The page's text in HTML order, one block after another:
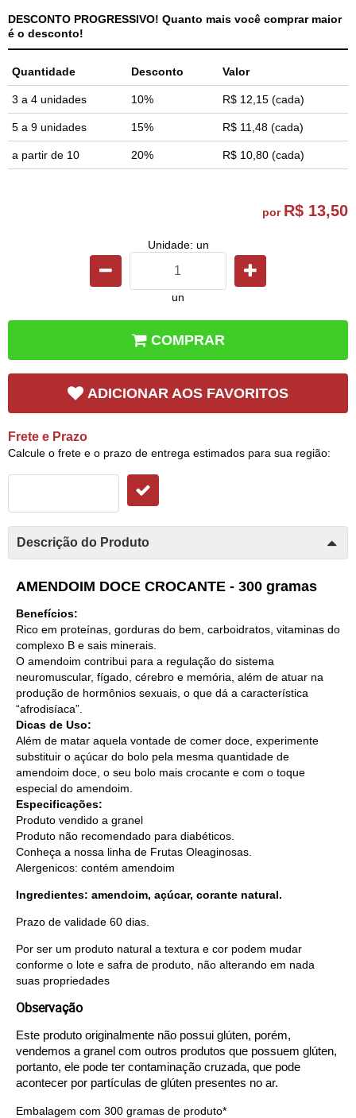
DESCONTO PROGRESSIVO! Quanto mais você comprar maior
é o desconto!
Quantidade Desconto Valor
3 a 4 unidades 10% R$ 12,15 (cada)
5 a 9 unidades 15% R$ 11,48 (cada)
a partir de 10 20% R$ 10,80 (cada)
por R$ 13,50
Unidade: un
un
COMPRAR
ADICIONAR AOS FAVORITOS
Frete e Prazo
Calcule o frete e o prazo de entrega estimados para sua região:
Descrição do Produto
AMENDOIM DOCE CROCANTE - 300 gramas
Benefícios:
Rico em proteínas, gorduras do bem, carboidratos, vitaminas do
complexo B e sais minerais.
O amendoim contribui para a regulação do sistema
neuromuscular, fígado, cérebro e memória, além de atuar na
produção de hormônios sexuais, o que dá a característica
“afrodisíaca”.
Dicas de Uso:
Além de matar aquela vontade de comer doce, experimente
substituir o açúcar do bolo pela mesma quantidade de
amendoim doce, o seu bolo mais crocante e com o toque
especial do amendoim.
Especificações:
Produto vendido a granel
Produto não recomendado para diabéticos.
Conheça a nossa linha de Frutas Oleaginosas
Alergenicos: contém amendoim
Ingredientes: amendoim, açúcar, corante natural.
Prazo de validade 60 dias.
Por ser um produto natural a textura e cor podem mudar
conforme o lote e safra de produto, não alterando em nada
suas propriedades
Observação
Este produto originalmente não possui glúten, porém,
vendemos a granel com outros produtos que possuem glúten,
portanto, ele pode ter contaminação cruzada, que pode
acontecer por partículas de glúten presentes no ar.
Embalagem com 300 gramas de produto*